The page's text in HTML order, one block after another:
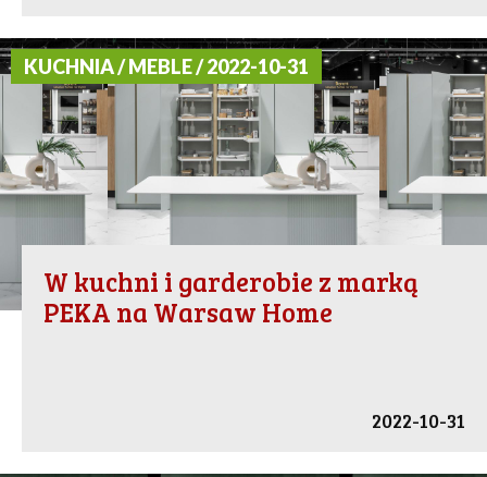
KUCHNIA / MEBLE / 2022-10-31
W kuchni i garderobie z marką
PEKA na Warsaw Home
2022-10-31